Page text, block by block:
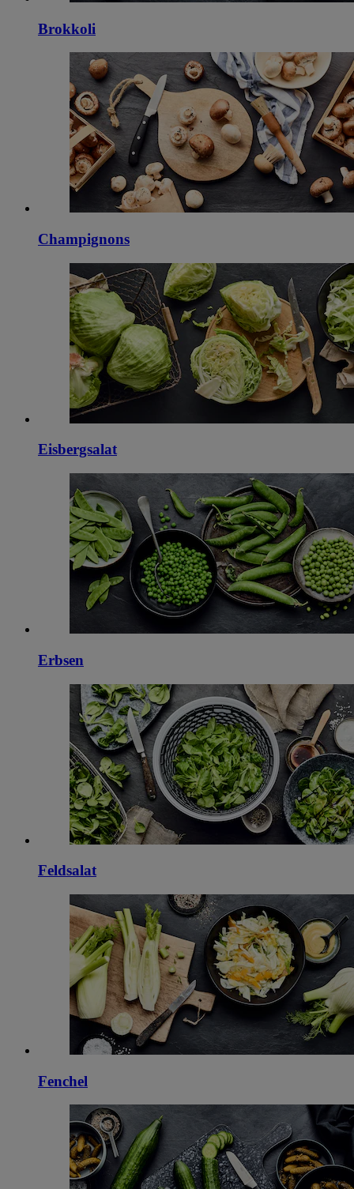
Brokkoli
Champignons
Eisbergsalat
Erbsen
Feldsalat
Fenchel